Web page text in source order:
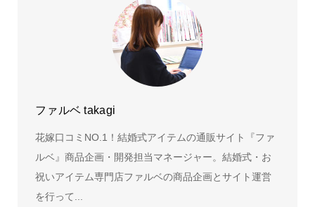
ファルベ takagi
花嫁口コミNO.1！結婚式アイテムの通販サイト『ファ
ルベ』商品企画・開発担当マネージャー。結婚式・お
祝いアイテム専門店ファルベの商品企画とサイト運営
を行って...